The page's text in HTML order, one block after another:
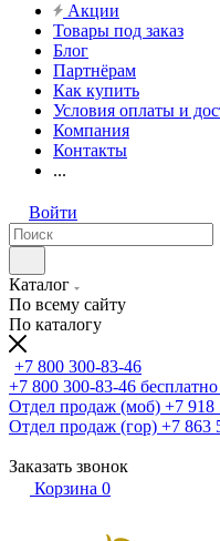
Акции
Товары под заказ
Блог
Партнёрам
Как купить
Условия оплаты и
Компания
Контакты
...
Войти
Каталог
По всему сайту
По каталогу
+7 800 300-83-46
+7 800 300-83-46
Отдел продаж (моб) +7 918
Отдел продаж (гор) +7 863
Заказать звонок
Корзина 0